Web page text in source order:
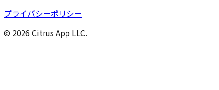
プライバシーポリシー
© 2026 Citrus App LLC.